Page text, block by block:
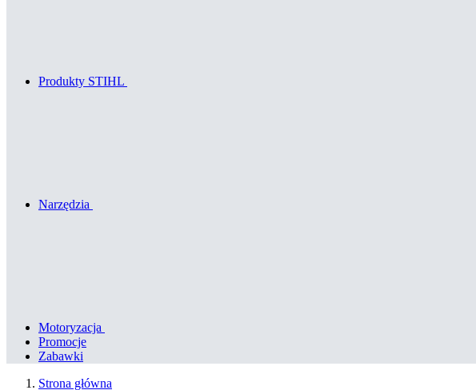
Produkty STIHL
Narzędzia
Motoryzacja
Promocje
Zabawki
Strona główna